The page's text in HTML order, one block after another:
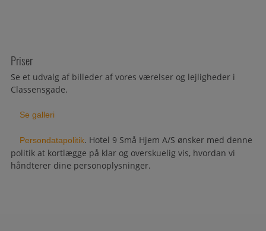
Priser
Se et udvalg af billeder af vores værelser og lejligheder i
Classensgade.
Se galleri
Persondatapolitik. Hotel 9 Små Hjem A/S ønsker med denne
politik at kortlægge på klar og overskuelig vis, hvordan vi
håndterer dine personoplysninger.